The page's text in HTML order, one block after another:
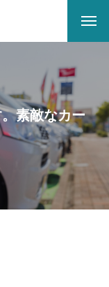
素敵なカー